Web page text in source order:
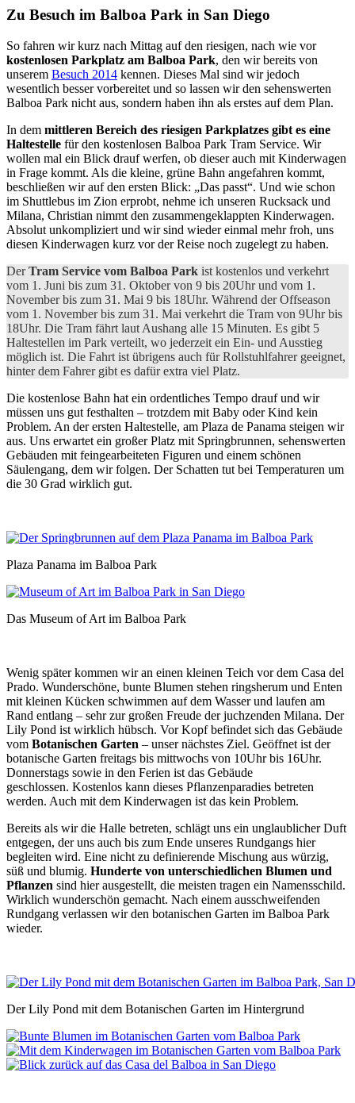
Zu Besuch im Balboa Park in San Diego
So fahren wir kurz nach Mittag auf den riesigen, nach wie vor
kostenlosen Parkplatz am Balboa Park, den wir bereits von
unserem Besuch 2014 kennen. Dieses Mal sind wir jedoch
wesentlich besser vorbereitet und so lassen wir den sehenswerten
Balboa Park nicht aus, sondern haben ihn als erstes auf dem Plan.
In dem mittleren Bereich des riesigen Parkplatzes gibt es eine
Haltestelle für den kostenlosen Balboa Park Tram Service. Wir
wollen mal ein Blick drauf werfen, ob dieser auch mit Kinderwagen
in Frage kommt. Als die kleine, grüne Bahn angefahren kommt,
beschließen wir auf den ersten Blick: „Das passt“. Und wie schon
im Shuttlebus im Zion erprobt, nehme ich unseren Rucksack und
Milana, Christian nimmt den zusammengeklappten Kinderwagen.
Absolut unkompliziert und wir sind wieder einmal mehr froh, uns
diesen Kinderwagen kurz vor der Reise noch zugelegt zu haben.
DerTram Service vom Balboa Park ist kostenlos und verkehrt
vom 1. Juni bis zum 31. Oktober von 9 bis 20Uhr und vom 1.
November bis zum 31. Mai 9 bis 18Uhr. Während der Offseason
vom 1. November bis zum 31. Mai verkehrt die Tram von 9Uhr bis
18Uhr. Die Tram fährt laut Aushang alle 15 Minuten. Es gibt 5
Haltestellen im Park verteilt, wo jederzeit ein Ein- und Ausstieg
möglich ist. Die Fahrt ist übrigens auch für Rollstuhlfahrer geeignet,
hinter dem Fahrer gibt es dafür extra viel Platz.
Die kostenlose Bahn hat ein ordentliches Tempo drauf und wir
müssen uns gut festhalten – trotzdem mit Baby oder Kind kein
Problem. An der ersten Haltestelle, am Plaza de Panama steigen wir
aus. Uns erwartet ein großer Platz mit Springbrunnen, sehenswerten
Gebäuden mit feingearbeiteten Figuren und einem schönen
Säulengang, dem wir folgen. Der Schatten tut bei Temperaturen um
die 30 Grad wirklich gut.
Plaza Panama im Balboa Park
Das Museum of Art im Balboa Park
Wenig später kommen wir an einen kleinen Teich vor dem Casa del
Prado. Wunderschöne, bunte Blumen stehen ringsherum und Enten
mit kleinen Kücken schwimmen auf dem Wasser und laufen am
Rand entlang – sehr zur großen Freude der juchzenden Milana. Der
Lily Pond ist wirklich hübsch. Vor Kopf befindet sich das Gebäude
vom Botanischen Garten – unser nächstes Ziel. Geöffnet ist der
botanische Garten freitags bis mittwochs von 10Uhr bis 16Uhr.
Donnerstags sowie in den Ferien ist das Gebäude
geschlossen. Kostenlos kann dieses Pflanzenparadies betreten
werden. Auch mit dem Kinderwagen ist das kein Problem.
Bereits als wir die Halle betreten, schlägt uns ein unglaublicher Duft
entgegen, der uns auch bis zum Ende unseres Rundgangs hier
begleiten wird. Eine nicht zu definierende Mischung aus würzig,
süß und blumig. Hunderte von unterschiedlichen Blumen und
Pflanzen sind hier ausgestellt, die meisten tragen ein Namensschild.
Wirklich wunderschön gemacht. Nach einem ausschweifenden
Rundgang verlassen wir den botanischen Garten im Balboa Park
wieder.
Der Lily Pond mit dem Botanischen Garten im Hintergrund